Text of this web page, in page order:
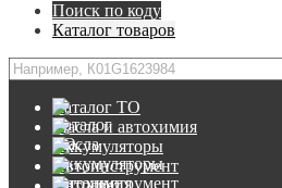
Поиск по коду
Каталог товаров
Каталог ТО
Масла и автохимия
Аккумуляторы
Автоинструмент